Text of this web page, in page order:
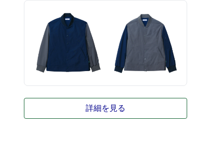
詳細を見る